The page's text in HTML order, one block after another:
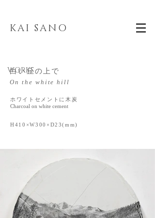
KAI SANO
WORKS
白い丘の上で
On the white hill
ホワイトセメントに木炭
Charcoal on white cement
H410×W300×D23(mm)